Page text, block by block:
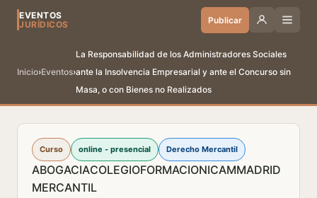
EVENTOS
JURÍDICOS
Publicar
Inicio›Eventos›
La Responsabilidad de los Administradores Sociales
ante la Insolvencia Empresarial y ante el Concurso sin
Masa, o con Bienes no Realizados
Curso online - presencial Derecho Mercantil
ABOGACIACOLEGIOFORMACIONICAMMADRID
MERCANTIL